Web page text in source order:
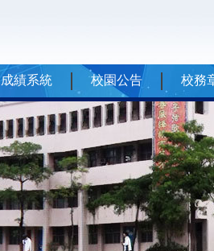
成績系統 校園公告 校務